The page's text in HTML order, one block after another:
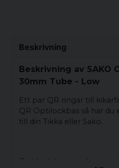
Beskrivning
Beskrivning av SAKO
30mm Tube - Low
Ett par QR ringar till
QR Optilockbas så har du
till din Tikka eller Sako.
Optilock baser och ringar